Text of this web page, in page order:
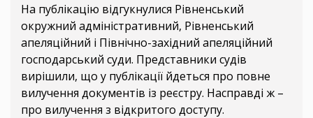
На публікацію відгукнулися Рівненський
окружний адміністративний, Рівненський
апеляційний і Північно-західний апеляційний
господарський суди. Представники судів
вирішили, що у публікації йдеться про повне
вилучення документів із реєстру. Насправді ж –
про вилучення з відкритого доступу.